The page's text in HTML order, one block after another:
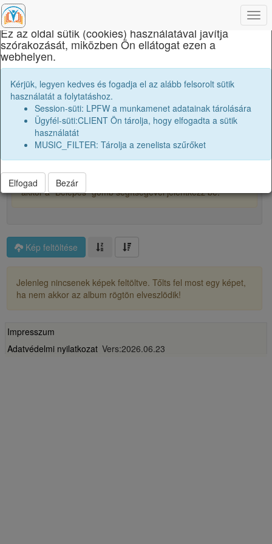
Edmond Nicolau Műszaki Főiskola
Főalbum
7
Kicsengetési kártyák
0
_tablo_
a tartalmukat. Ha szeretnéd teljes felbontásban látni őket,
akkor a "Belépés" gomb segítségével jelentkezz be.
Kép feltöltése
Jelenleg nincsenek képek feltöltve. Tőlts fel most egy képet,
ha nem akkor az album rögtön elveszlödik!
Impresszum
Adatvédelmi nyilatkozat Vers:2026.06.23
×
Ez az oldal sütik (cookies) használatával javítja
szórakozását, miközben Ön ellátogat ezen a
webhelyen.
Kérjük, legyen kedves és fogadja el az alább felsorolt sütik
használatát a folytatáshoz.
Session-süti: LPFW a munkamenet adatainak tárolására
Ügyfél-süti:CLIENT Ön tárolja, hogy elfogadta a sütik
használatát
MUSIC_FILTER: Tárolja a zenelista szűrőket
Elfogad Bezár